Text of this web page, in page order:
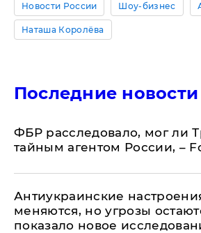
Новости России Шоу-бизнес
Наташа Королёва
Последние новости
ФБР расследовало, мог ли
тайным агентом России, –
Антиукраинские
меняются, но угрозы
показало новое